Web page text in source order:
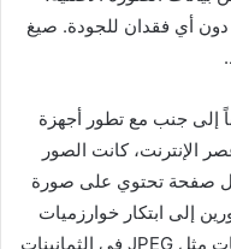
دون أي فقدان للجودة. صيغ
إلى جنب مع تطور أجهزة
الإنترنت، كانت الصور
صفحة تحتوي على صورة
إلى ابتكار خوارزميات
أكثر فعالية لضغط الصور. مع ظهور تقنيات مثل JPEG في الثمانينات